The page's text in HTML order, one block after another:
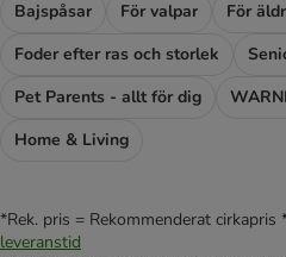
Bajspåsar
För valpar För
Foder efter ras och storlek
Pet Parents - allt för dig
Home & Living
*Rek. pris = Rekommenderat cirkapris
leveranstid